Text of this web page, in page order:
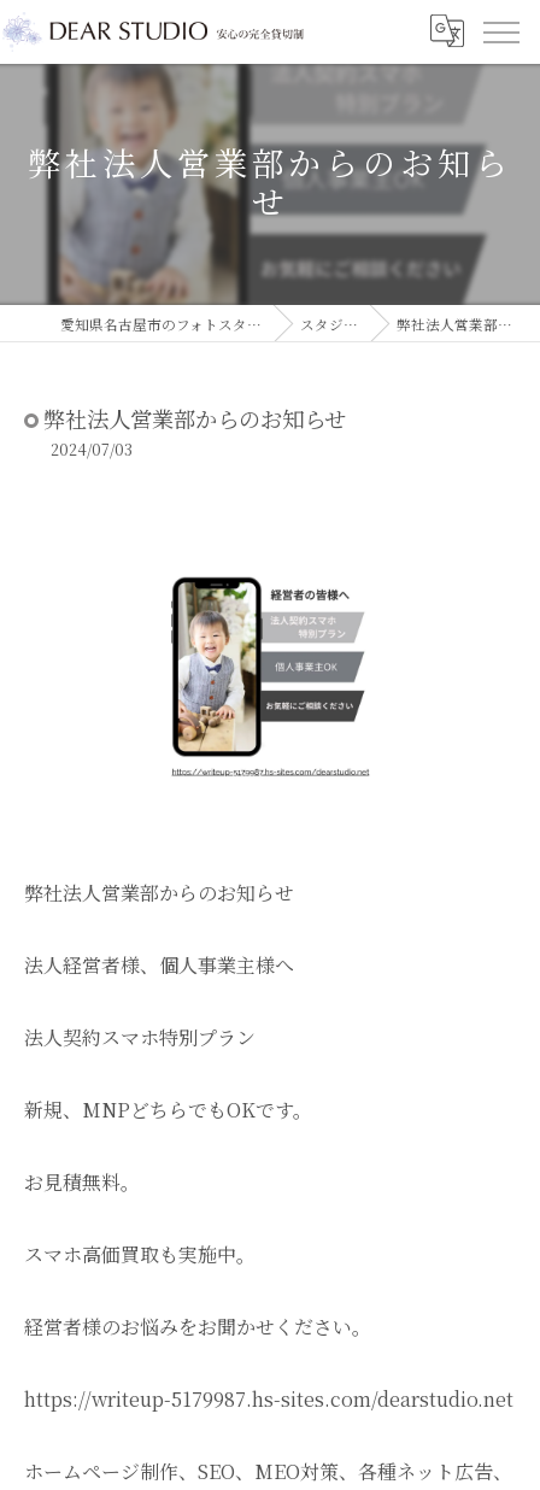
弊社法人営業部からのお知ら
せ
愛知県名古屋市のフォトスタジオならDEAR STUDIO スタジオコラム 弊社法人営業部からのお知らせ
弊社法人営業部からのお知らせ
2024/07/03
弊社法人営業部からのお知らせ
法人経営者様、個人事業主様へ
法人契約スマホ特別プラン
新規、MNPどちらでもOKです。
お見積無料。
スマホ高価買取も実施中。
経営者様のお悩みをお聞かせください。
https://writeup-5179987.hs-sites.com/dearstudio.net
ホームページ制作、SEO、MEO対策、各種ネット広告、